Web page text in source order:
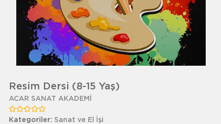
Resim Dersi (8-15 Yaş)
ACAR SANAT AKADEMİ
Kategoriler: Sanat ve El İşi